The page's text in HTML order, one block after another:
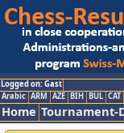
Logged on: Gast
Arabic ARM AZE BIH BUL CAT
Home Tournament-